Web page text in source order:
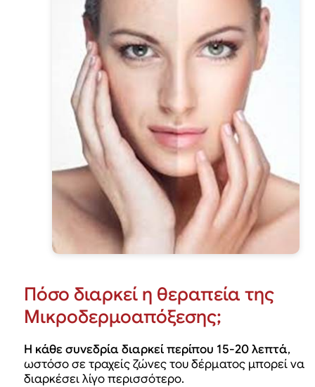
Πόσο διαρκεί η θεραπεία της
Μικροδερμοαπόξεσης;
Η κάθε συνεδρία διαρκεί περίπου 15-20 λεπτά,
ωστόσο σε τραχείς ζώνες του δέρματος μπορεί να
διαρκέσει λίγο περισσότερο.